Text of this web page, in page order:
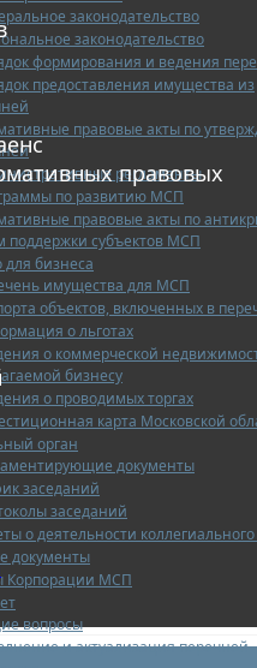
законодательство
законодательство
формирования и ведения
предоставления имущества из
правовые акты по
регламенты
по развитию МСП
правовые акты по
поддержки субъектов МСП
бизнеса
имущества для МСП
объектов, включенных в
о льготах
о коммерческой
бизнесу
о проводимых торгах
карта Московской
орган
документы
заседаний
заседаний
о деятельности
документы
Корпорации МСП
вопросы
и актуализация перечней
правовых